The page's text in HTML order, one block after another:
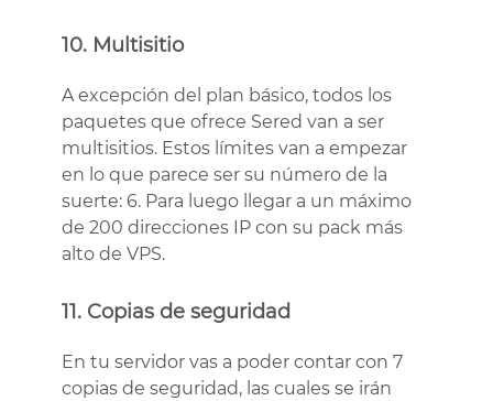
10. Multisitio
A excepción del plan básico, todos los
paquetes que ofrece Sered van a ser
multisitios. Estos límites van a empezar
en lo que parece ser su número de la
suerte: 6. Para luego llegar a un máximo
de 200 direcciones IP con su pack más
alto de VPS.
11. Copias de seguridad
En tu servidor vas a poder contar con 7
copias de seguridad, las cuales se irán